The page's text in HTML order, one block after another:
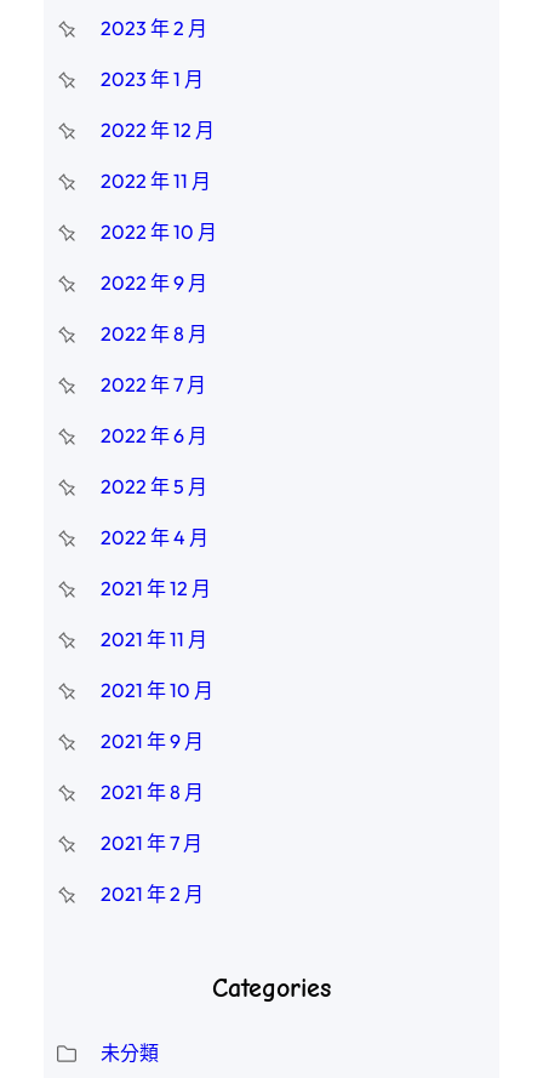
2023 年 2 月
2023 年 1 月
2022 年 12 月
2022 年 11 月
2022 年 10 月
2022 年 9 月
2022 年 8 月
2022 年 7 月
2022 年 6 月
2022 年 5 月
2022 年 4 月
2021 年 12 月
2021 年 11 月
2021 年 10 月
2021 年 9 月
2021 年 8 月
2021 年 7 月
2021 年 2 月
Categories
未分類